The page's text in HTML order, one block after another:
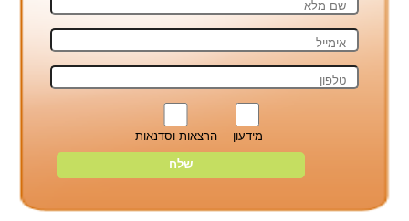
מידעון הרצאות וסדנאות